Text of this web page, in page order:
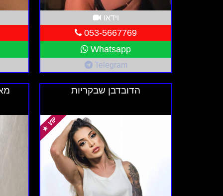
כדי להבטיח חוויה נעימה, יש לבדוק את
אלחוטי ומיזוג אוויר הם פרמטרים חשובים
מחיר
מחיר השירותים בדירה דיסקרטית יכול
התקציב והציפיות.
קריטריון
פירוט
אזור מרכזי ונגיש,
מיטות נוחות, חדרי רחצה
בהתאם למיקום, אבזור
וידאו
053-5667769
Whatsapp
Telegram
הדובדבן שבקריות